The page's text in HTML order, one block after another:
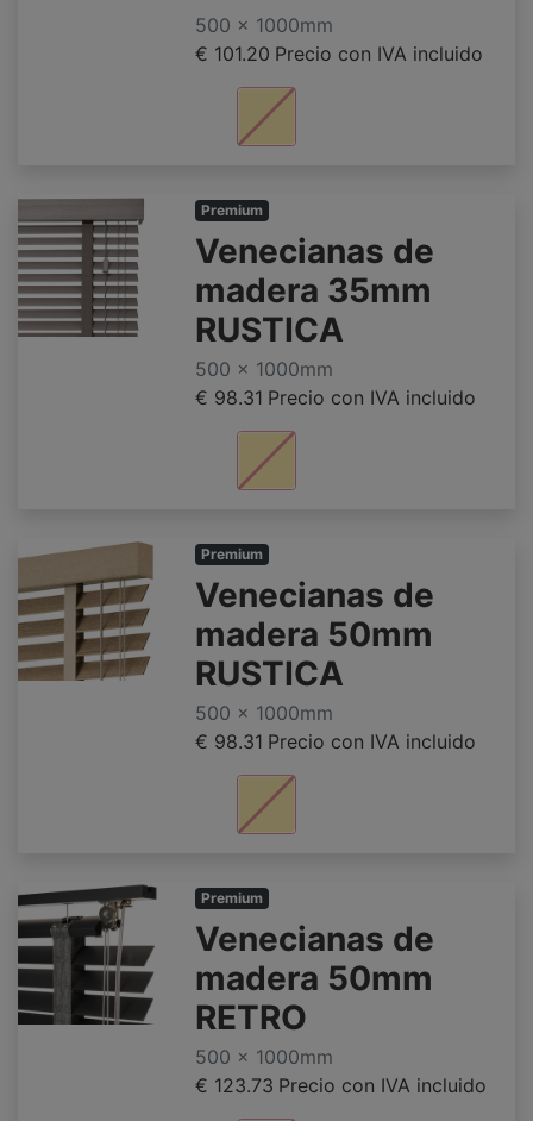
500 x 1000mm
€ 101.20 Precio con IVA incluido
Premium
Venecianas de
madera 35mm
RUSTICA
500 x 1000mm
€ 98.31 Precio con IVA incluido
Premium
Venecianas de
madera 50mm
RUSTICA
500 x 1000mm
€ 98.31 Precio con IVA incluido
Premium
Venecianas de
madera 50mm
RETRO
500 x 1000mm
€ 123.73 Precio con IVA incluido